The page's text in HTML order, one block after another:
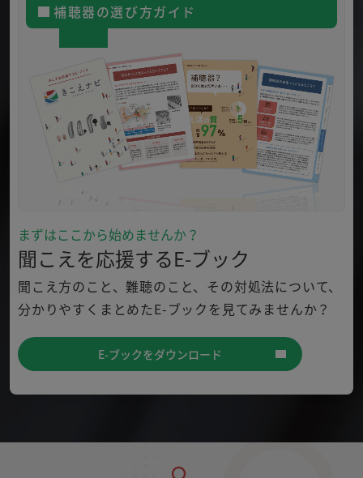
まずはここから始めませんか？
聞こえを応援するE-ブック
聞こえ方のこと、難聴のこと、その対処法について、
分かりやすくまとめたE-ブックを見てみませんか？
E-ブックをダウンロード
補聴器の選び方ガイド